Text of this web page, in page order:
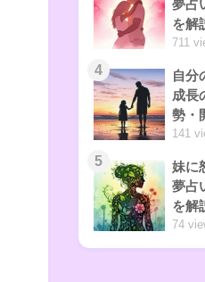
夢占
を解
711
4
自分
成長
勢・
141
5
妹に
夢占
を解
74